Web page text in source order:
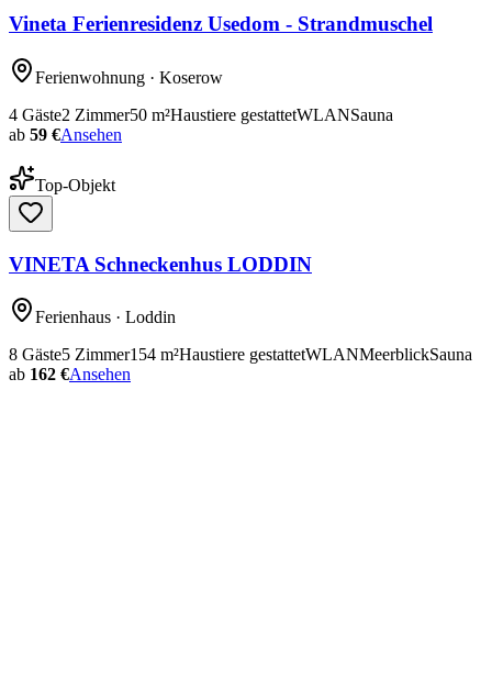
Vineta Ferienresidenz Usedom - Strandmuschel
Ferienwohnung · Koserow
4 Gäste2 Zimmer50 m²Haustiere gestattetWLANSauna
ab 59 €Ansehen
Top-Objekt
VINETA Schneckenhus LODDIN
Ferienhaus · Loddin
8 Gäste5 Zimmer154 m²Haustiere gestattetWLANMeerblickSauna
ab 162 €Ansehen